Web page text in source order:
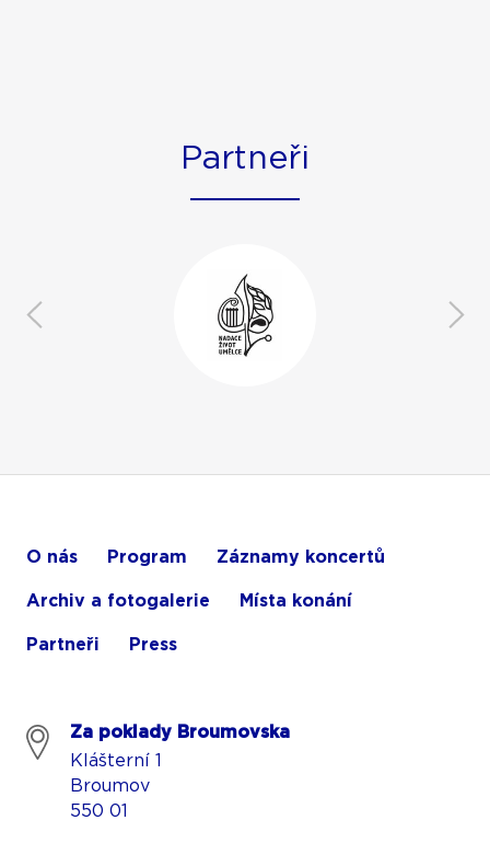
Partneři
O nás Program Záznamy koncertů
Archiv a fotogalerie Místa konání
Partneři Press
Za poklady Broumovska
Klášterní 1
Broumov
550 01